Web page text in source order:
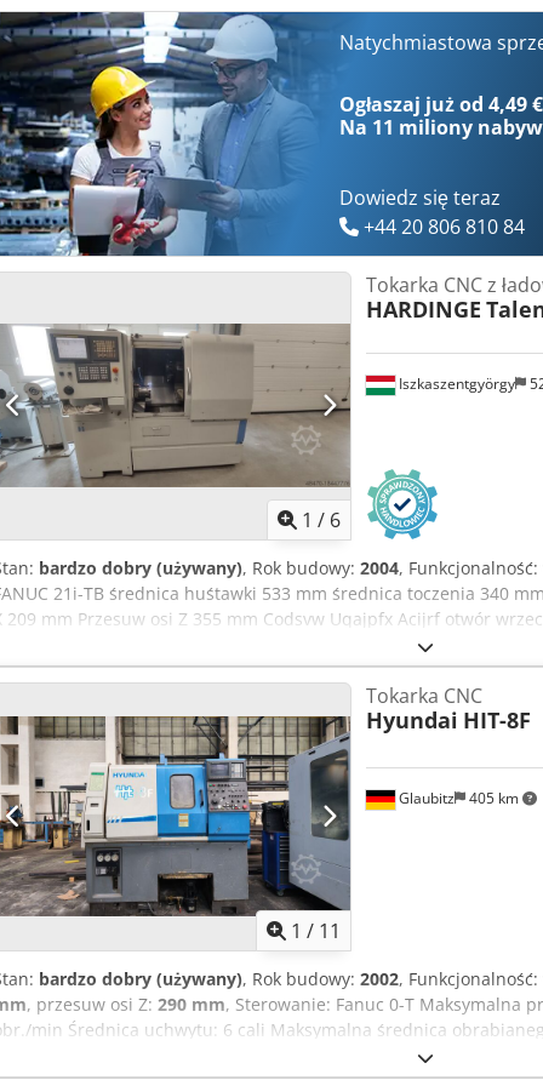
Czas pracy/czas eksploatacji: 78000 h Wykonanie
Hz Całkowite zapotrzebowanie mocy: 11 kVA Masa maszyny
dł. x szer. x wys.): 3,0 x 1,6 x 1,8 m
Natychmiastowa
Ogłaszaj już od 4,49 €
Na 11 miliony
Dowiedz się teraz
+44 20 806 810 84
1 / 6
Iszkaszentgyörgy
Tokarka CNC z
HARDINGE
bardzo dobry (używany), Rok budowy: 2004, Funkcjonalność:
21i-TB średnica huśtawki 533 mm średnica toczenia 340
209 mm Przesuw osi Z 355 mm Codsvw Uqajpfx Acijrf otwór
obr./min Uchwyt maks. D200 mm Rewolwer 12-nabojowy szybki
wrzeciona A2-6 nagrywanie VDI30 Oś C 0,001 stopnia
2300 x 1700 x 1700 mm Waga ok. 3000 kg sprzęt, akcesoria -
EMT Super 80 - Instrukcja obsługi w oprogramowaniu
C - konik - częściowy odbiorca - instrukcje Bardzo dobry stan.
1 / 11
Glaubitz 405 km
Tokarka CNC
Hyundai HIT-8F
bardzo dobry (używany), Rok budowy: 2002, Funkcjonalność:
, przesuw osi Z: 290 mm, Sterowanie: Fanuc 0-T Maksymalna
min Średnica uchwytu: 6 cali Maksymalna średnica
długość obrabianego elementu: 285 mm Codpfx Acozr I Ausierf
X: 100 mm Skok osi Z: 290 mm Liczba osi: 2 Liczba pozycji